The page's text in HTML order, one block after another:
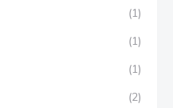
(1)
(1)
(1)
(2)